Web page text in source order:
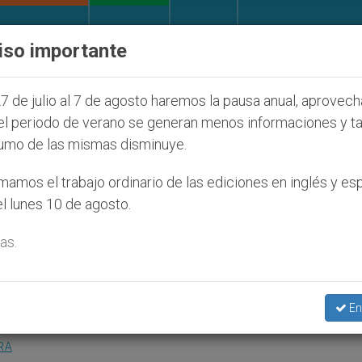
colonos judíos que afecta a cristianos (y no sólo)
que árabes y
de San Juan de Dios
importante
de julio al 7 de agosto haremos la pausa anual,
periodo de verano se generan menos informaciones y
de las mismas disminuye.
el trabajo ordinario de las ediciones en inglés y
lunes 10 de agosto.